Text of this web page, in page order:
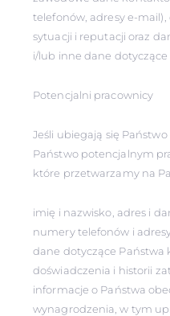
telefonów, adresy e-
sytuacji i reputacji oraz
i/lub inne dane dotyczące
Potencjalni pracownicy
Jeśli ubiegają się
Państwo potencjalnym
które przetwarzamy na
imię i nazwisko, adres i
numery telefonów i
dane dotyczące Państwa
doświadczenia i historii
informacje o Państwa
wynagrodzenia, w tym